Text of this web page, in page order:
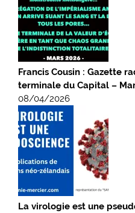
Francis Cousin : Gazette
terminale du Capital –
08/04/2026
La virologie est une